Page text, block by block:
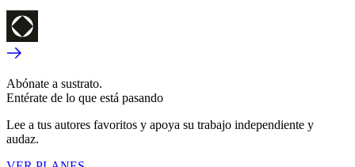
Abónate a sustrato.
Entérate de lo que está pasando
Lee a tus autores favoritos y apoya su trabajo independiente y
audaz.